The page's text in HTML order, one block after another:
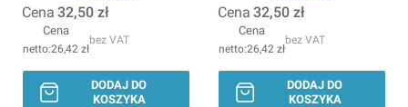
Cena 32,50 zł
Cena
26,42 zł
bez VAT
DODAJ DO
KOSZYKA
Cena 32,50 zł
Cena
26,42 zł
bez VAT
DODAJ DO
KOSZYKA